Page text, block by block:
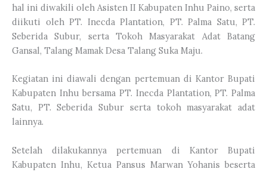
hal ini diwakili oleh Asisten II Kabupaten Inhu Paino, serta
diikuti oleh PT. Inecda Plantation, PT. Palma Satu, PT.
Seberida Subur, serta Tokoh Masyarakat Adat Batang
Gansal, Talang Mamak Desa Talang Suka Maju.
Kegiatan ini diawali dengan pertemuan di Kantor Bupati
Kabupaten Inhu bersama PT. Inecda Plantation, PT. Palma
Satu, PT. Seberida Subur serta tokoh masyarakat adat
lainnya.
Setelah dilakukannya pertemuan di Kantor Bupati
Kabupaten Inhu, Ketua Pansus Marwan Yohanis beserta